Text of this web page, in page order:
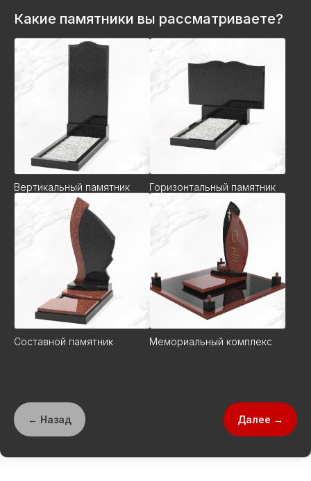
Какие памятники вы рассматриваете?
Вертикальный памятник Горизонтальный памятник
Составной памятник Мемориальный комплекс
← Назад Далее →